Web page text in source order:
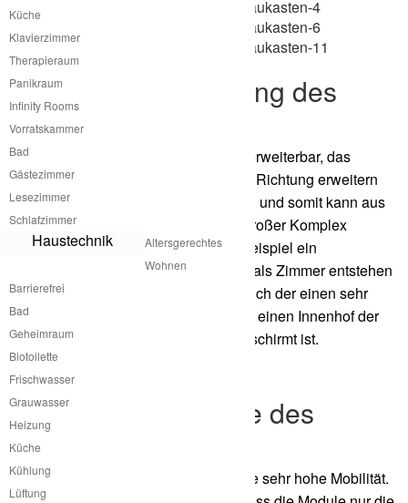
Küche
Klavierzimmer
Therapieraum
Panikraum
Infinity Rooms
Vorratskammer
Bad
Gästezimmer
Lesezimmer
Schlafzimmer
Haustechnik
Altersgerechtes
Wohnen
Barrierefrei
Bad
Geheimraum
Biotoilette
Frischwasser
Grauwasser
Heizung
Küche
Kühlung
Lüftung
Modulare Erweiterung des
Outhouse
Das Outhouse von atme ist modular erweiterbar, das
bedeutet man kann in die horizontale Richtung erweitern
genauso wie in die vertikale Richtung und somit kann aus
einem kleinen Modul auch ein sehr großer Komplex
entstehen. Es kann aber auch zum Beispiel ein
Familienhaus mit mehreren Modulen als Zimmer entstehen
oder auch ein lang gezogener Schlauch der einen sehr
großen Kreis bildet beziehungsweise einen Innenhof der
durch die Module nach Aussen abgeschirmt ist.
Mobilität der Module des
Outhouse
Die Module des Outhouse haben eine sehr hohe Mobilität.